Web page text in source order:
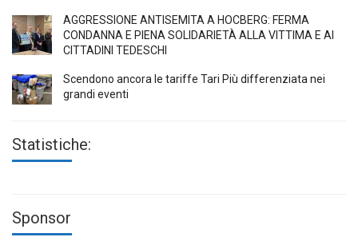
AGGRESSIONE ANTISEMITA A HÖCBERG: FERMA
CONDANNA E PIENA SOLIDARIETÀ ALLA VITTIMA E AI
CITTADINI TEDESCHI
Scendono ancora le tariffe Tari Più differenziata nei
grandi eventi
Statistiche:
Sponsor